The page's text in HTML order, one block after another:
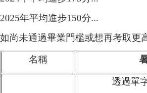
2025年平均進步150分...
如尚未通過畢業門檻或想再考取更
名稱
透過單